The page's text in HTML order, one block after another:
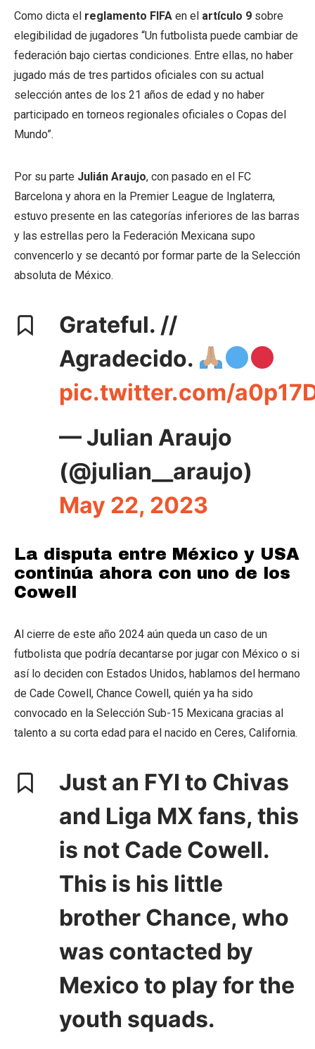
Como dicta el reglamento FIFA en el artículo 9 sobre
elegibilidad de jugadores “Un futbolista puede cambiar de
federación bajo ciertas condiciones. Entre ellas, no haber
jugado más de tres partidos oficiales con su actual
selección antes de los 21 años de edad y no haber
participado en torneos regionales oficiales o Copas del
Mundo”.
Por su parte Julián Araujo, con pasado en el FC
Barcelona y ahora en la Premier League de Inglaterra,
estuvo presente en las categorías inferiores de las barras
y las estrellas pero la Federación Mexicana supo
convencerlo y se decantó por formar parte de la Selección
absoluta de México.
Grateful. //
Agradecido.
pic.twitter.com/
— Julian Araujo
(@julian__araujo)
May 22, 2023
La disputa entre México y USA
continúa ahora con uno de los
Cowell
Al cierre de este año 2024 aún queda un caso de un
futbolista que podría decantarse por jugar con México o si
así lo deciden con Estados Unidos, hablamos del hermano
de Cade Cowell, Chance Cowell, quién ya ha sido
convocado en la Selección Sub-15 Mexicana gracias al
talento a su corta edad para el nacido en Ceres, California.
Just an FYI to Chivas
and Liga MX fans, this
is not Cade Cowell.
This is his little
brother Chance, who
was contacted by
Mexico to play for the
youth squads.